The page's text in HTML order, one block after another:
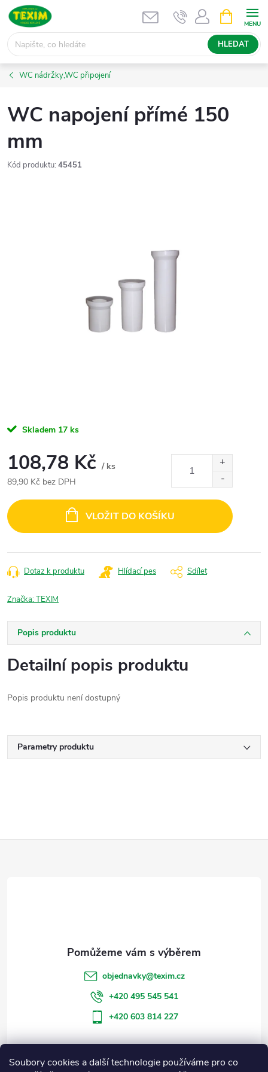
Soubory cookies a další technologie používáme pro co
Přejít
obsah
HLEDAT
NÁKUPNÍ
KOŠÍK
WC nádržky,WC připojení
WC napojení přímé 150
mm
Kód produktu: 45451
Skladem 17 ks
108,78 Kč / ks
89,90 Kč bez DPH
cena:
VLOŽIT DO KOŠÍKU
Dotaz k produktu Hlídací pes Sdílet
Značka:TEXIM
Popis produktu
Detailní popis produktu
Popis produktu není dostupný
Parametry produktu
objednavky@texim.cz
+420 495 545 541
+420 603 814 227